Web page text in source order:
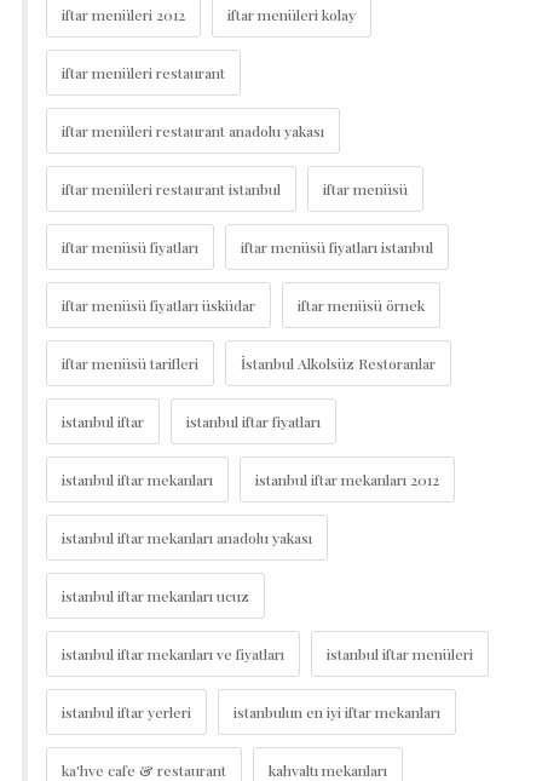
iftar menüleri 2012 iftar menüleri kolay
iftar menüleri restaurant
iftar menüleri restaurant anadolu yakası
iftar menüleri restaurant istanbul iftar menüsü
iftar menüsü fiyatları iftar menüsü fiyatları istanbul
iftar menüsü fiyatları üsküdar iftar menüsü örnek
iftar menüsü tarifleri İstanbul Alkolsüz Restoranlar
istanbul iftar istanbul iftar fiyatları
istanbul iftar mekanları istanbul iftar mekanları 2012
istanbul iftar mekanları anadolu yakası
istanbul iftar mekanları ucuz
istanbul iftar mekanları ve fiyatları istanbul iftar menüleri
istanbul iftar yerleri istanbulun en iyi iftar mekanları
ka'hve cafe & restaurant kahvaltı mekanları